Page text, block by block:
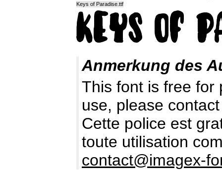
Keys of Paradise.ttf
Anmerkung des
This font is free for
use, please
Cette police est
toute utilisation
contact@imagex-